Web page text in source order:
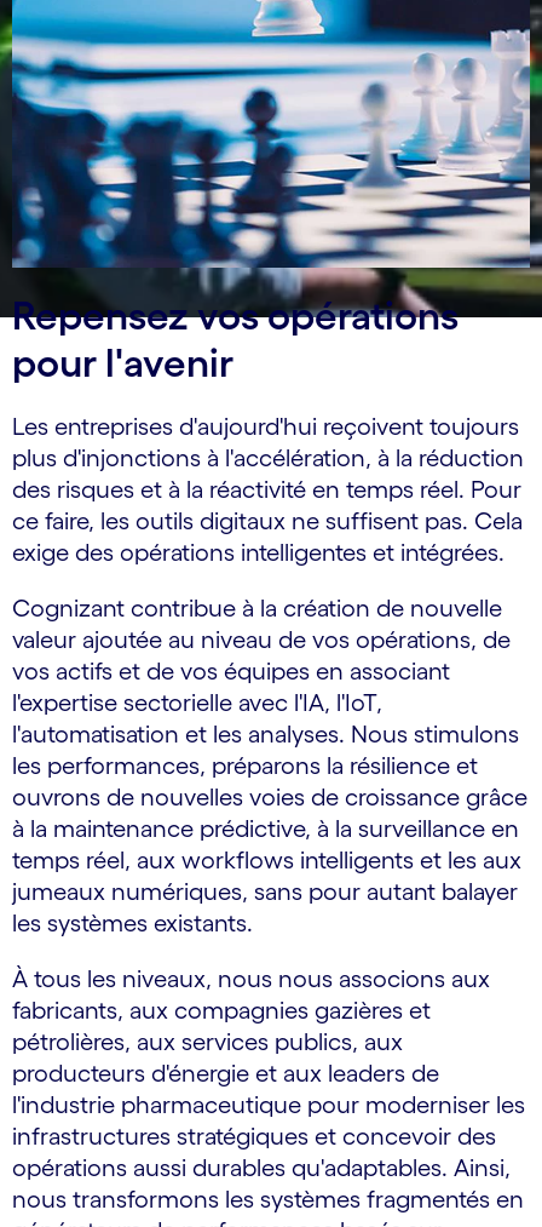
Repensez vos opérations
pour l'avenir
Les entreprises d'aujourd'hui reçoivent toujours
plus d'injonctions à l'accélération, à la réduction
des risques et à la réactivité en temps réel. Pour
ce faire, les outils digitaux ne suffisent pas. Cela
exige des opérations intelligentes et intégrées.
Cognizant contribue à la création de nouvelle
valeur ajoutée au niveau de vos opérations, de
vos actifs et de vos équipes en associant
l'expertise sectorielle avec l'IA, l'IoT,
l'automatisation et les analyses. Nous stimulons
les performances, préparons la résilience et
ouvrons de nouvelles voies de croissance grâce
à la maintenance prédictive, à la surveillance en
temps réel, aux workflows intelligents et les aux
jumeaux numériques, sans pour autant balayer
les systèmes existants.
À tous les niveaux, nous nous associons aux
fabricants, aux compagnies gazières et
pétrolières, aux services publics, aux
producteurs d'énergie et aux leaders de
l'industrie pharmaceutique pour moderniser les
infrastructures stratégiques et concevoir des
opérations aussi durables qu'adaptables. Ainsi,
nous transformons les systèmes fragmentés en